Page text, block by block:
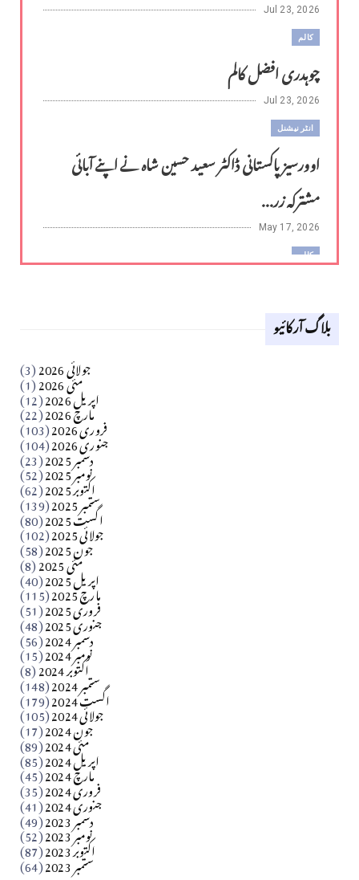
Jul 23, 2026
کالم
چوہدری افضل کالم
Jul 23, 2026
انٹر نیشنل
اوورسیز پاکستانی ڈاکٹر سعید حسین شاہ نے اپنے آبائی
مشترکہ زر...
May 17, 2026
کالم
Apr 18, 2026
آزاد کشمیر جیسے احتجاج کی ضرورت ہے؟ از،،، ظہیرالدین
بلاگ آرکائیو
جولائی 2026 (3) مئی 2026 (1) اپریل 2026 (12) مارچ 2026 (22) فروری 2026 (103) جنوری 2026 (104) دسمبر 2025 (23) نومبر 2025 (52) اکتوبر 2025 (62) ستمبر 2025 (139) اگست 2025 (80) جولائی 2025 (102) جون 2025 (58) مئی 2025 (8) اپریل 2025 (40) مارچ 2025 (115) فروری 2025 (51) جنوری 2025 (48) دسمبر 2024 (56) نومبر 2024 (15) اکتوبر 2024 (8) ستمبر 2024 (148) اگست 2024 (179) جولائی 2024 (105) جون 2024 (17) مئی 2024 (89) اپریل 2024 (85) مارچ 2024 (45) فروری 2024 (35) جنوری 2024 (41) دسمبر 2023 (49) نومبر 2023 (52) اکتوبر 2023 (87) ستمبر 2023 (64)